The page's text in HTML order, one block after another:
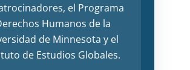
el Programa
Humanos de la
de Minnesota y el
de Estudios Globales.